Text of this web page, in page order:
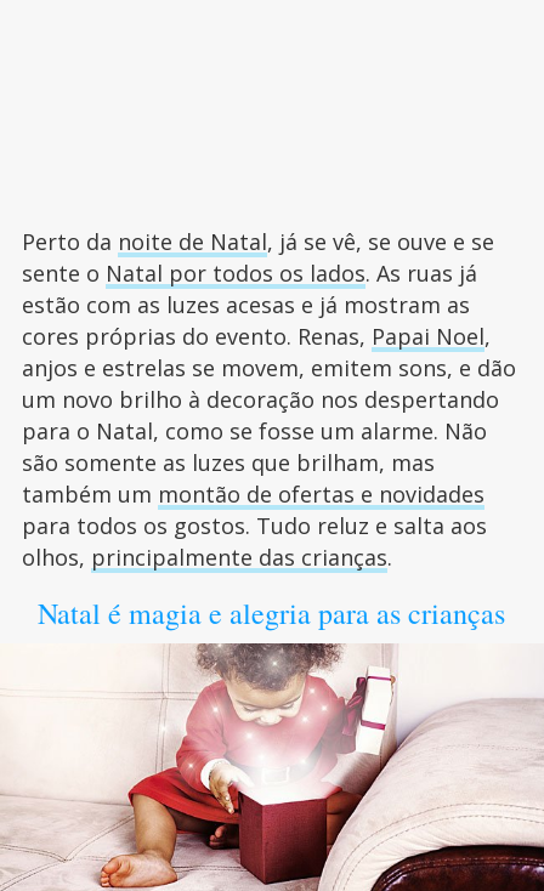
Perto da noite de Natal, já se vê, se ouve e se
sente o Natal por todos os lados. As ruas já
estão com as luzes acesas e já mostram as
cores próprias do evento. Renas, Papai Noel,
anjos e estrelas se movem, emitem sons, e dão
um novo brilho à decoração nos despertando
para o Natal, como se fosse um alarme. Não
são somente as luzes que brilham, mas
também um montão de ofertas e novidades
para todos os gostos. Tudo reluz e salta aos
olhos, principalmente das crianças.
Natal é magia e alegria para as crianças